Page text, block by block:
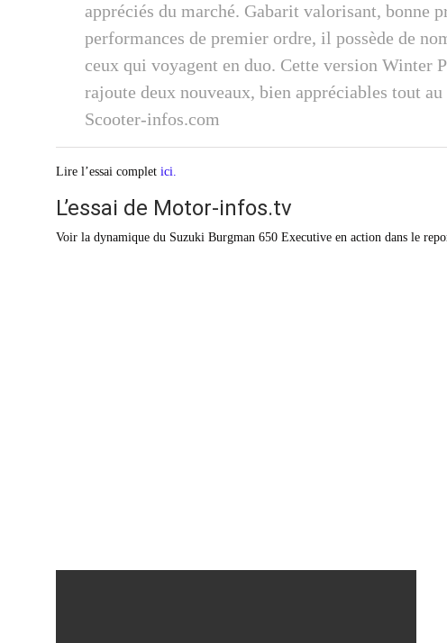
appréciés du marché. Gabarit valorisant, bonne
performances de premier ordre, il possède de
ceux qui voyagent en duo. Cette version Winter
rajoute deux nouveaux, bien appréciables tout
Scooter-infos.com
Lire l’essai complet ici.
L’essai de Motor-infos.tv
Voir la dynamique du Suzuki Burgman 650 Executive en action dans le